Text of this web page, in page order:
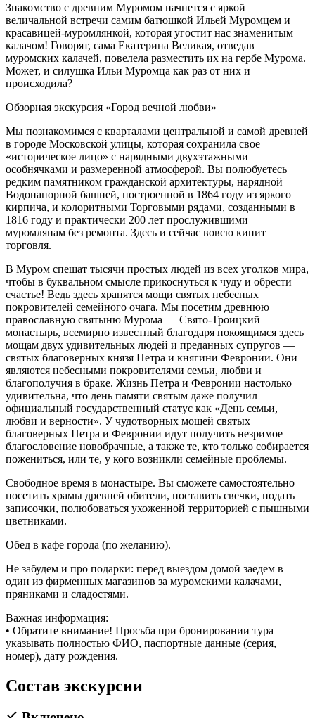
Знакомство с древним Муромом начнется с яркой
величальной встречи самим батюшкой Ильей Муромцем и
красавицей-муромлянкой, которая угостит нас знаменитым
калачом! Говорят, сама Екатерина Великая, отведав
муромских калачей, повелела разместить их на гербе Мурома.
Может, и силушка Ильи Муромца как раз от них и
происходила?
Обзорная экскурсия «Город вечной любви»
Мы познакомимся с кварталами центральной и самой древней
в городе Московской улицы, которая сохранила свое
«историческое лицо» с нарядными двухэтажными
особнячками и размеренной атмосферой. Вы полюбуетесь
редким памятником гражданской архитектуры, нарядной
Водонапорной башней, построенной в 1864 году из яркого
кирпича, и колоритными Торговыми рядами, созданными в
1816 году и практически 200 лет прослужившими
муромлянам без ремонта. Здесь и сейчас вовсю кипит
торговля.
В Муром спешат тысячи простых людей из всех уголков мира,
чтобы в буквальном смысле прикоснуться к чуду и обрести
счастье! Ведь здесь хранятся мощи святых небесных
покровителей семейного очага. Мы посетим древнюю
православную святыню Мурома — Свято-Троицкий
монастырь, всемирно известный благодаря покоящимся здесь
мощам двух удивительных людей и преданных супругов —
святых благоверных князя Петра и княгини Февронии. Они
являются небесными покровителями семьи, любви и
благополучия в браке. Жизнь Петра и Февронии настолько
удивительна, что день памяти святым даже получил
официальный государственный статус как «День семьи,
любви и верности». У чудотворных мощей святых
благоверных Петра и Февронии идут получить незримое
благословение новобрачные, а также те, кто только собирается
пожениться, или те, у кого возникли семейные проблемы.
Свободное время в монастыре. Вы сможете самостоятельно
посетить храмы древней обители, поставить свечки, подать
записочки, полюбоваться ухоженной территорией с пышными
цветниками.
Обед в кафе города (по желанию).
Не забудем и про подарки: перед выездом домой заедем в
один из фирменных магазинов за муромскими калачами,
пряниками и сладостями.
Важная информация:
• Обратите внимание! Просьба при бронировании тура
указывать полностью ФИО, паспортные данные (серия,
номер), дату рождения.
Состав экскурсии